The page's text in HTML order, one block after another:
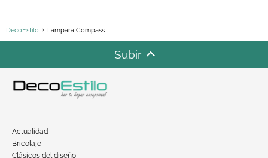
DecoEstilo Lámpara Compass
Subir
Actualidad
Bricolaje
Clásicos del diseño